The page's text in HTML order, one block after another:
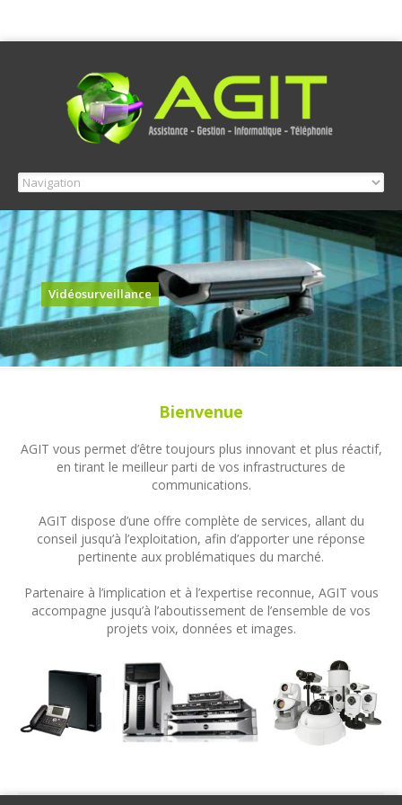
Vidéosurveillance
Bienvenue
AGIT vous permet d’être toujours plus innovant et plus réactif,
en tirant le meilleur parti de vos infrastructures de
communications.
AGIT dispose d’une offre complète de services, allant du
conseil jusqu’à l’exploitation, afin d’apporter une réponse
pertinente aux problématiques du marché.
Partenaire à l’implication et à l’expertise reconnue, AGIT vous
accompagne jusqu’à l’aboutissement de l’ensemble de vos
projets voix, données et images.